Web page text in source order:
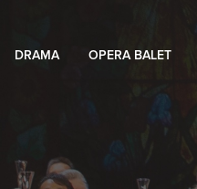
DRAMA OPERA BALET